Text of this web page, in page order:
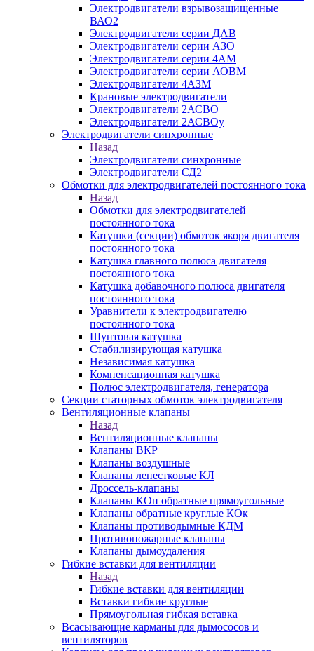
Электродвигатели взрывозащищенные
ВАО2
Электродвигатели серии ДАВ
Электродвигатели серии АЗО
Электродвигатели серии 4АМ
Электродвигатели серии АОВМ
Электродвигатели 4АЗМ
Крановые электродвигатели
Электродвигатели 2АСВО
Электродвигатели 2АСВОу
Электродвигатели синхронные
Назад
Электродвигатели синхронные
Электродвигатели СД2
Обмотки для электродвигателей постоянного тока
Назад
Обмотки для электродвигателей
постоянного тока
Катушки (секции) обмоток якоря двигателя
постоянного тока
Катушка главного полюса двигателя
постоянного тока
Катушка добавочного полюса двигателя
постоянного тока
Уравнители к электродвигателю
постоянного тока
Шунтовая катушка
Стабилизирующая катушка
Независимая катушка
Компенсационная катушка
Полюс электродвигателя, генератора
Секции статорных обмоток электродвигателя
Вентиляционные клапаны
Назад
Вентиляционные клапаны
Клапаны ВКР
Клапаны воздушные
Клапаны лепестковые КЛ
Дроссель-клапаны
Клапаны КОп обратные прямоугольные
Клапаны обратные круглые КОк
Клапаны противодымные КДМ
Противопожарные клапаны
Клапаны дымоудаления
Гибкие вставки для вентиляции
Назад
Гибкие вставки для вентиляции
Вставки гибкие круглые
Прямоугольная гибкая вставка
Всасывающие карманы для дымососов и
вентиляторов